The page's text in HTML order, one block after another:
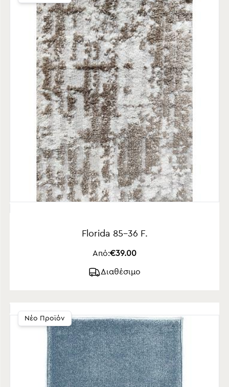
Florida 85-36 F.
Από:€39.00
Διαθέσιμο
Νέο Προϊόν